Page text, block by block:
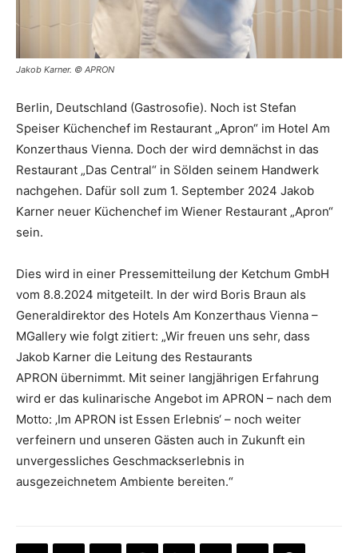
Jakob Karner. © APRON
Berlin, Deutschland (Gastrosofie). Noch ist Stefan
Speiser Küchenchef im Restaurant „Apron“ im Hotel Am
Konzerthaus Vienna. Doch der wird demnächst in das
Restaurant „Das Central“ in Sölden seinem Handwerk
nachgehen. Dafür soll zum 1. September 2024 Jakob
Karner neuer Küchenchef im Wiener Restaurant „Apron“
sein.
Dies wird in einer Pressemitteilung der Ketchum GmbH
vom 8.8.2024 mitgeteilt. In der wird Boris Braun als
Generaldirektor des Hotels Am Konzerthaus Vienna –
MGallery wie folgt zitiert: „Wir freuen uns sehr, dass
Jakob Karner die Leitung des Restaurants
APRON übernimmt. Mit seiner langjährigen Erfahrung
wird er das kulinarische Angebot im APRON – nach dem
Motto: ‚Im APRON ist Essen Erlebnis‘ – noch weiter
verfeinern und unseren Gästen auch in Zukunft ein
unvergessliches Geschmackserlebnis in
ausgezeichnetem Ambiente bereiten.“